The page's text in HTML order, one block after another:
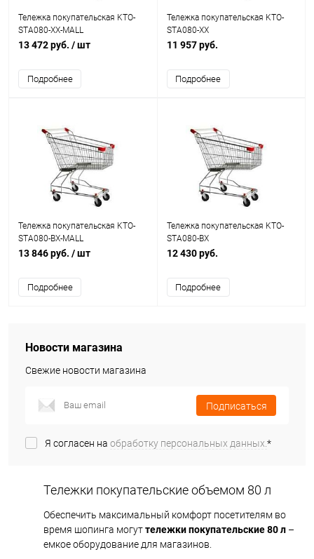
Тележка покупательская KTO-
STA080-XX-MALL
13 472 руб. / шт
Подробнее
Тележка покупательская KTO-
STA080-XX
11 957 руб.
Подробнее
Тележка покупательская KTO-
STA080-BX-MALL
13 846 руб. / шт
Подробнее
Тележка покупательская KTO-
STA080-BX
12 430 руб.
Подробнее
Новости магазина
Свежие новости магазина
Подписаться
Я согласен на обработку персональных данных.*
Тележки покупательские объемом 80 л
Обеспечить максимальный комфорт посетителям во
время шопинга могуттележки покупательские 80 л –
емкое оборудование для магазинов.